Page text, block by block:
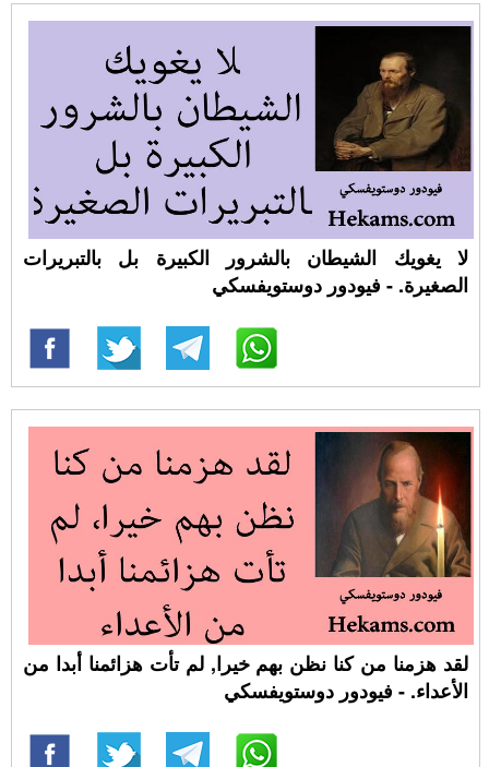
لا يغويك الشيطان بالشرور الكبيرة بل بالتبريرات
الصغيرة. - فيودور دوستويفسكي
لقد هزمنا من كنا نظن بهم خيرا, لم تأت هزائمنا أبدا من
الأعداء. - فيودور دوستويفسكي